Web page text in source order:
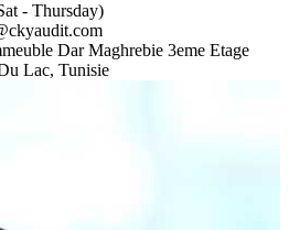
- Thursday)
Dar Maghrebie 3eme Etage
Lac, Tunisie